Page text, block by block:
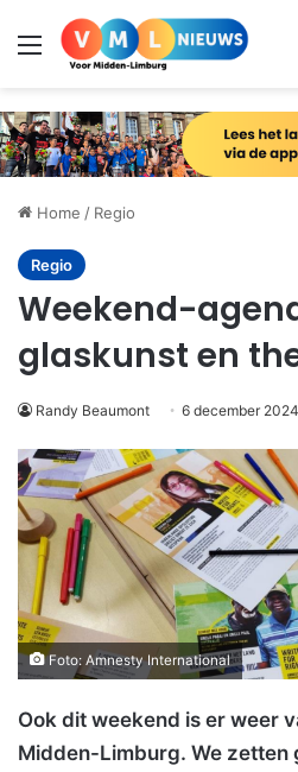
Menu
Home / Regio
Regio
Weekend-
glaskunst en
Randy Beaumont 6 december
Foto: Amnesty International
Ook dit weekend is er weer
Midden-Limburg. We zetten